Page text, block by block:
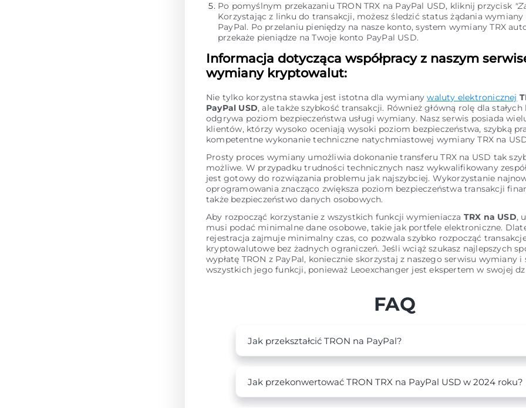
Po pomyślnym przekazaniu TRON TRX na PayPal USD, kliknij przycisk
Korzystając z linku do transakcji, możesz śledzić status żądania wymiany
PayPal. Po przelaniu pieniędzy na nasze konto, system wymiany TRX
przekaże pieniądze na Twoje konto PayPal USD.
Informacja dotycząca współpracy z naszym
wymiany kryptowalut:
Nie tylko korzystna stawka jest istotna dla wymianywaluty elektronicznej
PayPal USD, ale także szybkość transakcji. Również główną rolę dla
odgrywa poziom bezpieczeństwa usługi wymiany. Nasz serwis posiada
klientów, którzy wysoko oceniają wysoki poziom bezpieczeństwa, szybką
kompetentne wykonanie techniczne natychmiastowej wymiany TRX na
Prosty proces wymiany umożliwia dokonanie transferu TRX na USD tak
możliwe. W przypadku trudności technicznych nasz wykwalifikowany
jest gotowy do rozwiązania problemu jak najszybciej. Wykorzystanie
oprogramowania znacząco zwiększa poziom bezpieczeństwa transakcji
także bezpieczeństwo danych osobowych.
Aby rozpocząć korzystanie z wszystkich funkcji wymieniacza TRX na USD,
musi podać minimalne dane osobowe, takie jak portfele elektroniczne.
rejestracja zajmuje minimalny czas, co pozwala szybko rozpocząć
kryptowalutowe bez żadnych ograniczeń. Jeśli wciąż szukasz najlepszych
wypłatę TRON z PayPal, koniecznie skorzystaj z naszego serwisu wymiany i
wszystkich jego funkcji, ponieważ Leoexchanger jest ekspertem w swojej
FAQ
Jak przekształcić TRON na PayPal?
Jak przekonwertować TRON TRX na PayPal USD w 2024 roku?